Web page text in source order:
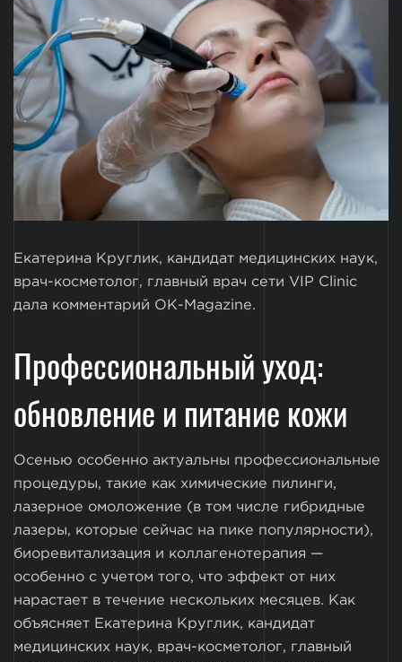
Екатерина Круглик, кандидат медицинских наук,
врач-косметолог, главный врач сети VIP Clinic
дала комментарий ОК-Magazine.
Профессиональный уход:
обновление и питание кожи
Осенью особенно актуальны профессиональные
процедуры, такие как химические пилинги,
лазерное омоложение (в том числе гибридные
лазеры, которые сейчас на пике популярности),
биоревитализация и коллагенотерапия —
особенно с учетом того, что эффект от них
нарастает в течение нескольких месяцев. Как
объясняет Екатерина Круглик, кандидат
медицинских наук, врач-косметолог, главный